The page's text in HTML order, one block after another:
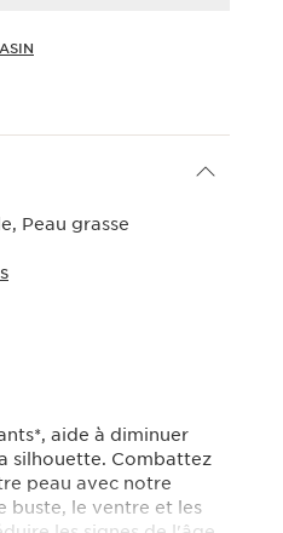
Peau grasse
aide à diminuer
silhouette. Combattez
peau avec notre
buste, le ventre et les